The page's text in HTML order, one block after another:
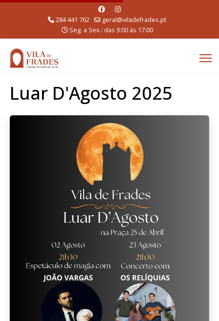
284 441 762
geral@viladefrades.pt
Seg. a Sex.: das 9:00 às 17:00
Luar D'Agosto 2025